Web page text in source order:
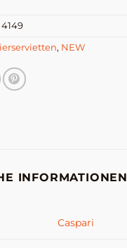
4149
, NEW
INFORMATIONEN
Caspari